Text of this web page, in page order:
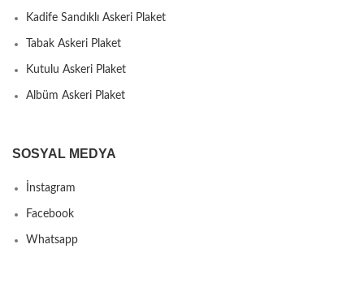
Kadife Sandıklı Askeri Plaket
Tabak Askeri Plaket
Kutulu Askeri Plaket
Albüm Askeri Plaket
SOSYAL MEDYA
İnstagram
Facebook
Whatsapp